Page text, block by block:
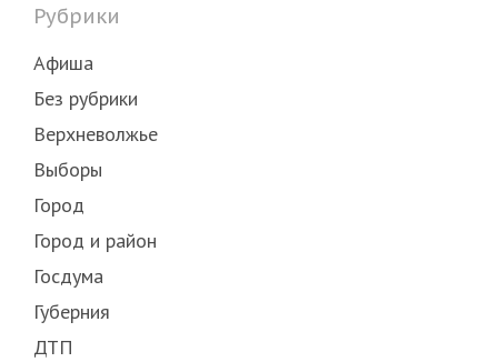
Рубрики
Афиша
Без рубрики
Верхневолжье
Выборы
Город
Город и район
Госдума
Губерния
ДТП